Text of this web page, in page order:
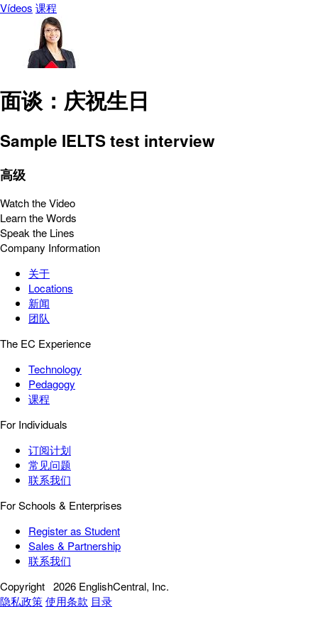
Vídeos 课程
面谈：庆祝生日
Sample IELTS test interview
高级
Watch the Video
Learn the Words
Speak the Lines
Company Information
关于
Locations
新闻
团队
The EC Experience
Technology
Pedagogy
课程
For Individuals
订阅计划
常见问题
联系我们
For Schools & Enterprises
Register as Student
Sales & Partnership
联系我们
Copyright 2026 EnglishCentral, Inc.
隐私政策使用条款 目录